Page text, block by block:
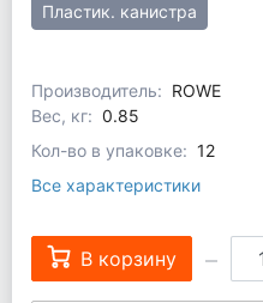
Пластик. канистра
Производитель: ROWE
Вес, кг: 0.85
Кол-во в упаковке: 12
Все характеристики
В корзину